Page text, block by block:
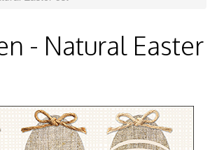
- Natural Easter